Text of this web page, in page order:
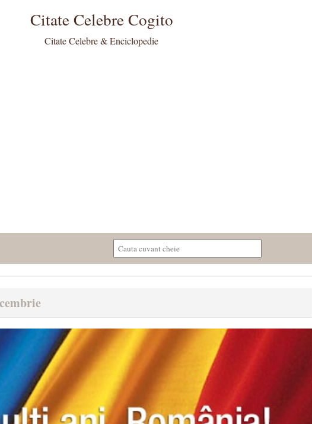
Citate Celebre Cogito
Citate Celebre & Enciclopedie